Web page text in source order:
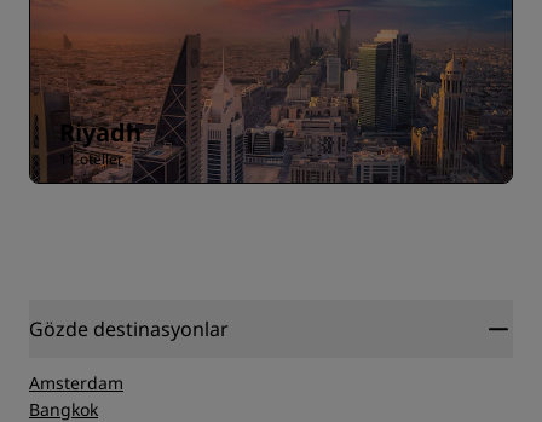
Riyadh
11 oteller
Gözde destinasyonlar
Amsterdam
Bangkok